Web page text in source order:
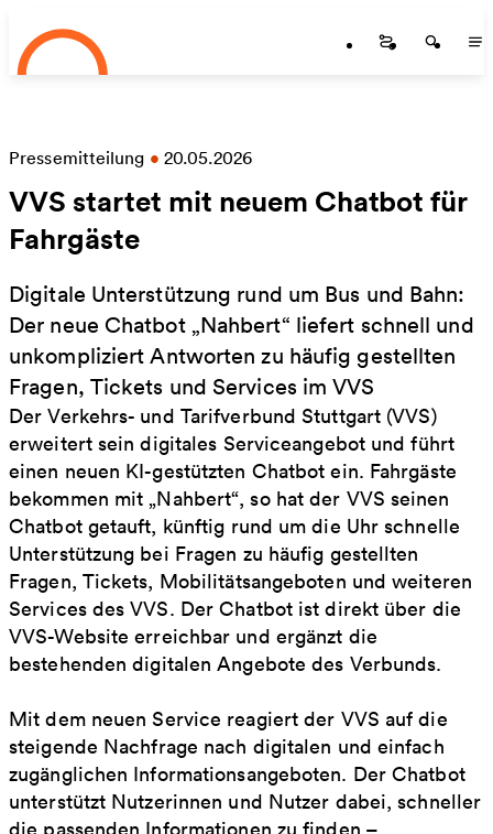
Zum Hauptinhalt springen
Startseite
Pressemitteilung • 20.05.2026
VVS startet mit neuem Chatbot für
Fahrgäste
Digitale Unterstützung rund um Bus und Bahn:
Der neue Chatbot „Nahbert“ liefert schnell und
unkompliziert Antworten zu häufig gestellten
Fragen, Tickets und Services im VVS
Der Verkehrs- und Tarifverbund Stuttgart (VVS)
erweitert sein digitales Serviceangebot und führt
einen neuen KI-gestützten Chatbot ein. Fahrgäste
bekommen mit „Nahbert“, so hat der VVS seinen
Chatbot getauft, künftig rund um die Uhr schnelle
Unterstützung bei Fragen zu häufig gestellten
Fragen, Tickets, Mobilitätsangeboten und weiteren
Services des VVS. Der Chatbot ist direkt über die
VVS-Website erreichbar und ergänzt die
bestehenden digitalen Angebote des Verbunds.
Mit dem neuen Service reagiert der VVS auf die
steigende Nachfrage nach digitalen und einfach
zugänglichen Informationsangeboten. Der Chatbot
unterstützt Nutzerinnen und Nutzer dabei, schneller